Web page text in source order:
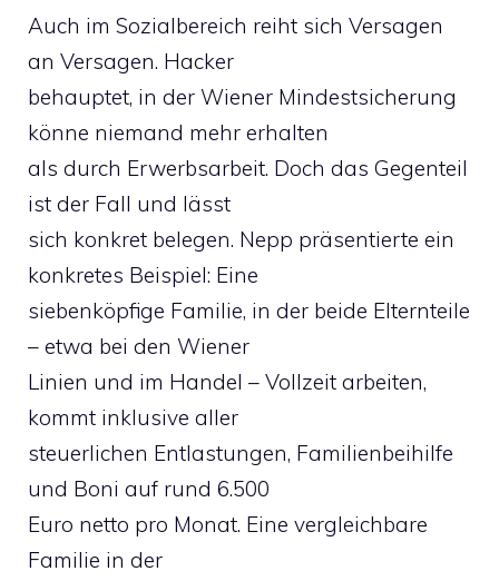
Auch im Sozialbereich reiht sich Versagen
an Versagen. Hacker
behauptet, in der Wiener Mindestsicherung
könne niemand mehr erhalten
als durch Erwerbsarbeit. Doch das Gegenteil
ist der Fall und lässt
sich konkret belegen. Nepp präsentierte ein
konkretes Beispiel: Eine
siebenköpfige Familie, in der beide Elternteile
– etwa bei den Wiener
Linien und im Handel – Vollzeit arbeiten,
kommt inklusive aller
steuerlichen Entlastungen, Familienbeihilfe
und Boni auf rund 6.500
Euro netto pro Monat. Eine vergleichbare
Familie in der